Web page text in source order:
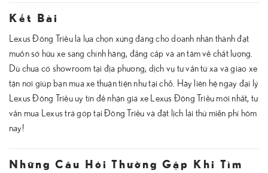
Kết Bài
Lexus Đông Triều là lựa chọn xứng đáng cho doanh nhân thành đạt
muốn sở hữu xe sang chính hãng, đẳng cấp và an tâm về chất lượng.
Dù chưa có showroom tại địa phương, dịch vụ tư vấn từ xa và giao xe
tận nơi giúp bạn mua xe thuận tiện như tại chỗ. Hãy liên hệ ngay đại lý
Lexus Đông Triều uy tín để nhận giá xe Lexus Đông Triều mới nhất, tư
vấn mua Lexus trả góp tại Đông Triều và đặt lịch lái thử miễn phí hôm
nay!
Những Câu Hỏi Thường Gặp Khi Tìm